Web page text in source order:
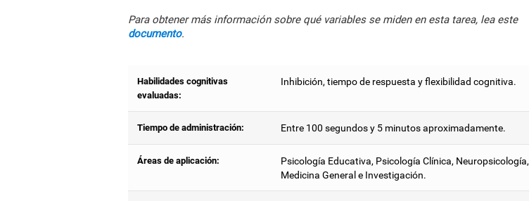
Para obtener más información sobre qué variables se miden en esta tarea, lea este
documento.
Habilidades cognitivas
evaluadas:
Inhibición, tiempo de respuesta y flexibilidad cognitiva.
Tiempo de administración: Entre 100 segundos y 5 minutos aproximadamente.
Áreas de aplicación:
Psicología Educativa, Psicología Clínica, Neuropsicología,
Medicina General e Investigación.